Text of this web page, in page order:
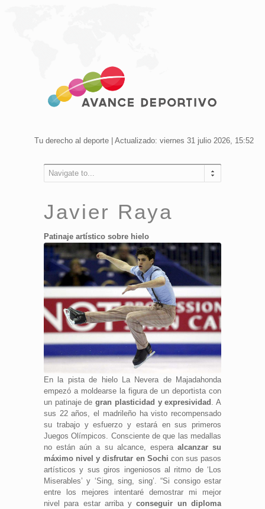
Tu derecho al deporte | Actualizado: viernes 31 julio 2026, 15:52
Navigate to...
Javier Raya
Patinaje artístico sobre hielo
En la pista de hielo La Nevera de Majadahonda
empezó a moldearse la figura de un deportista con
un patinaje degran plasticidad y expresividad
. A
sus 22 años, el madrileño ha visto recompensado
su trabajo y esfuerzo y estará en sus primeros
Juegos Olímpicos. Consciente de que las medallas
no están aún a su alcance, espera alcanzar su
máximo nivel y disfrutar en Sochi con sus pasos
artísticos y sus giros ingeniosos al ritmo de ‘Los
Miserables’ y ‘Sing, sing, sing’. “Si consigo estar
entre los mejores intentaré demostrar mi mejor
nivel para estar arriba yconseguir un diploma